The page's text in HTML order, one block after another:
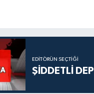
EDITÖRÜN SEÇTIĞI
ŞİDDETLİ